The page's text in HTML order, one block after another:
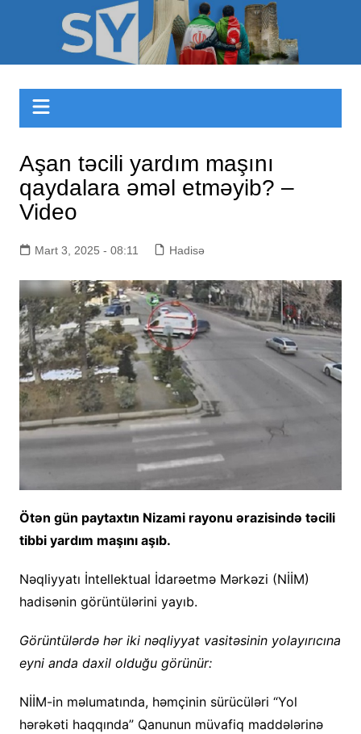
Sizinyol.org
Aşan təcili yardım maşını
qaydalara əməl etməyib? –
Video
Mart 3, 2025 - 08:11 Hadisə
Ötən gün paytaxtın Nizami rayonu ərazisində təcili
tibbi yardım maşını aşıb.
Nəqliyyatı İntellektual İdarəetmə Mərkəzi (NİİM)
hadisənin görüntülərini yayıb.
Görüntülərdə hər iki nəqliyyat vasitəsinin yolayırıcına
eyni anda daxil olduğu görünür:
NİİM-in məlumatında, həmçinin sürücüləri “Yol
hərəkəti haqqında” Qanunun müvafiq maddələrinə